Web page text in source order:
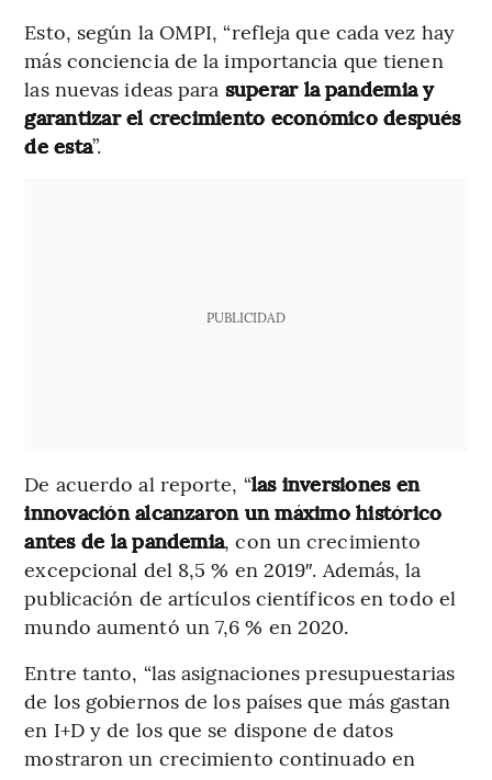
Esto, según la OMPI, “refleja que cada vez hay
más conciencia de la importancia que tienen
las nuevas ideas para superar la pandemia y
garantizar el crecimiento económico después
de esta”.
PUBLICIDAD
De acuerdo al reporte, “las inversiones en
innovación alcanzaron un máximo histórico
antes de la pandemia, con un crecimiento
excepcional del 8,5 % en 2019″. Además, la
publicación de artículos científicos en todo el
mundo aumentó un 7,6 % en 2020.
Entre tanto, “las asignaciones presupuestarias
de los gobiernos de los países que más gastan
en I+D y de los que se dispone de datos
mostraron un crecimiento continuado en